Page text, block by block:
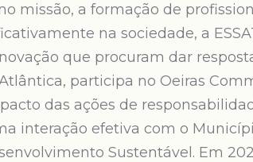
missão, a formação de
na sociedade, a
que procuram dar
participa no Oeiras
das ações de
interação efetiva com o
Sustentável. Em